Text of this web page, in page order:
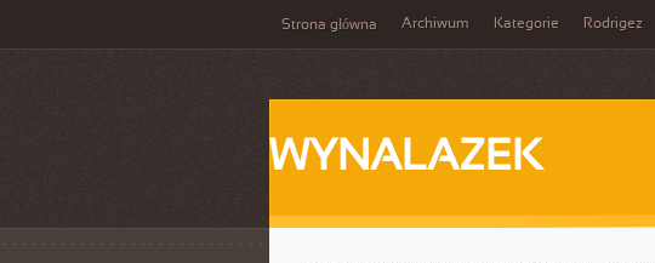
Strona główna Archiwum Kategorie Rodrigez
WYNALAZEK